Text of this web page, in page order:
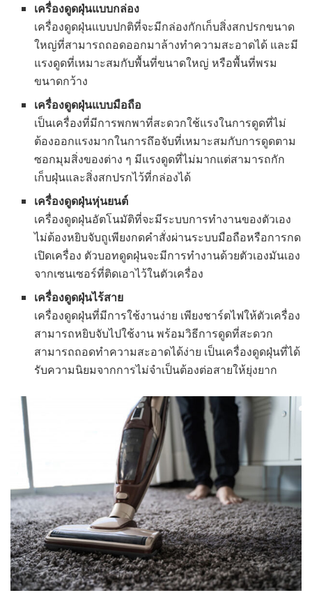
เครื่องดูดฝุ่นแบบกล่อง
เครื่องดูดฝุ่นแบบปกติที่จะมีกล่องกักเก็บสิ่งสกปรกขนาด
ใหญ่ที่สามารถถอดออกมาล้างทำความสะอาดได้ และมี
แรงดูดที่เหมาะสมกับพื้นที่ขนาดใหญ่ หรือพื้นที่พรม
ขนาดกว้าง
เครื่องดูดฝุ่นแบบมือถือ
เป็นเครื่องที่มีการพกพาที่สะดวกใช้แรงในการดูดที่ไม่
ต้องออกแรงมากในการถึอจับที่เหมาะสมกับการดูดตาม
ซอกมุมสิ่งของต่าง ๆ มีแรงดูดที่ไม่มากแต่สามารถกัก
เก็บฝุ่นและสิ่งสกปรกไว้ที่กล่องได้
เครื่องดูดฝุ่นหุ่นยนต์
เครื่องดูดฝุ่นอัตโนมัติที่จะมีระบบการทำงานของตัวเอง
ไม่ต้องหยิบจับถูเพียงกดคำสั่งผ่านระบบมือถือหรือการกด
เปิดเครื่อง ตัวบอทดูดฝุ่นจะมีการทำงานด้วยตัวเองมันเอง
จากเซนเซอร์ที่ติดเอาไว้ในตัวเครื่อง
เครื่องดูดฝุ่นไร้สาย
เครื่องดูดฝุ่นที่มีการใช้งานง่าย เพียงชาร์ตไฟให้ตัวเครื่อง
สามารถหยิบจับไปใช้งาน พร้อมวิธีการดูดที่สะดวก
สามารถถอดทำความสะอาดได้ง่าย เป็นเครื่องดูดฝุ่นที่ได้
รับความนิยมจากการไม่จำเป็นต้องต่อสายให้ยุ่งยาก